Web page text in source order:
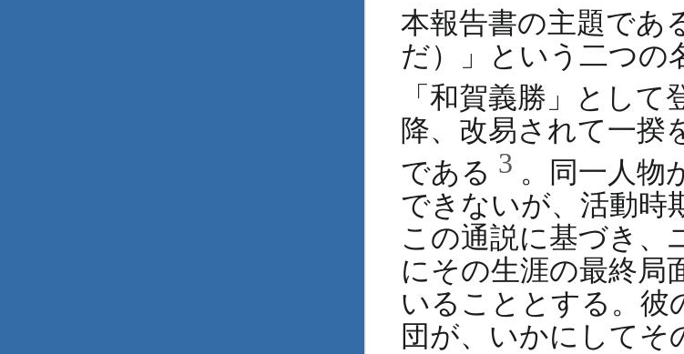
本報告書の主題であ
だ）」という二つの
「和賀義勝」として
降、改易されて一揆
である 3 。同一人物
できないが、活動時
この通説に基づき、
にその生涯の最終局
いることとする。彼
団が、いかにして